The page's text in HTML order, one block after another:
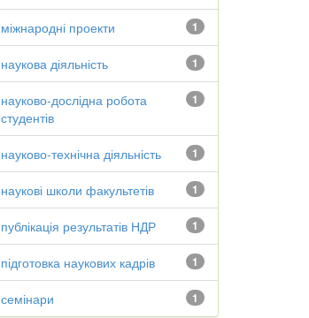
1
міжнародні проекти
1
наукова діяльність
1
науково-дослідна робота
студентів
1
науково-технічна діяльність
1
наукові школи факультетів
1
публікація результатів НДР
1
підготовка наукових кадрів
1
семінари